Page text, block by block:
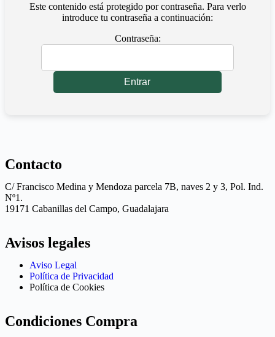
Este contenido está protegido por contraseña. Para verlo
introduce tu contraseña a continuación:
Contraseña:
Contacto
C/ Francisco Medina y Mendoza parcela 7B, naves 2 y 3, Pol. Ind.
Nº1.
19171 Cabanillas del Campo, Guadalajara
Avisos legales
Aviso Legal
Política de Privacidad
Política de Cookies
Condiciones Compra